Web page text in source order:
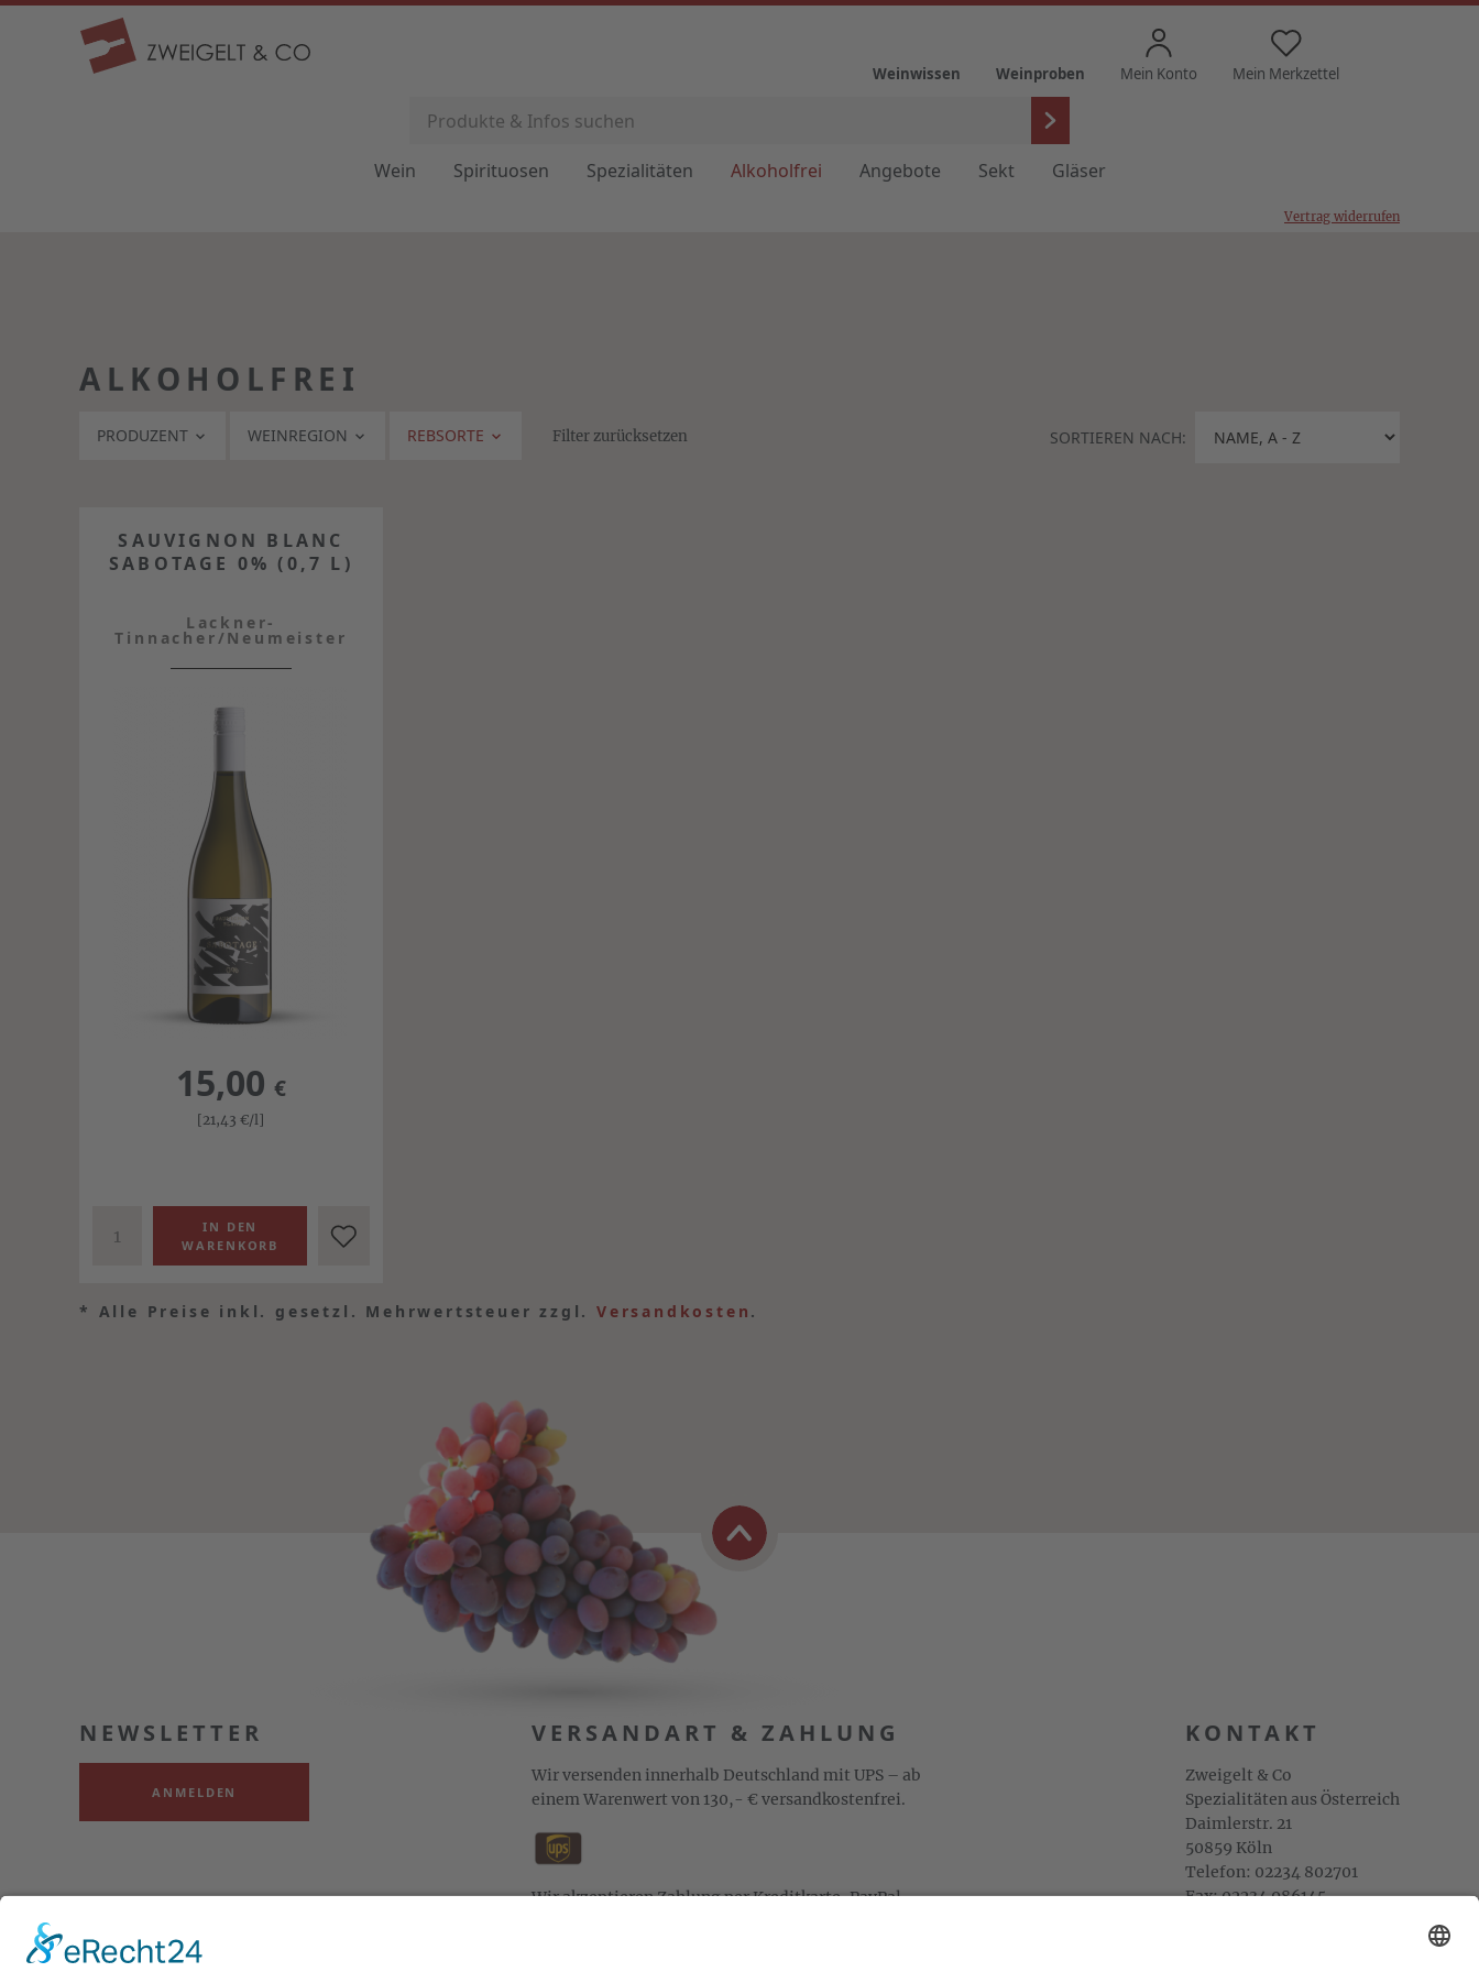
Weinwissen Weinproben Mein Konto Mein Merkzettel
Wein Spirituosen Spezialitäten Alkoholfrei Angebote Sekt Gläser
Vertrag widerrufen
ALKOHOLFREI
PRODUZENT WEINREGION REBSORTE Filter zurücksetzen SORTIEREN NACH:
SAUVIGNON BLANC
SABOTAGE 0% (0,7 L)
Lackner-
Tinnacher/Neumeister
15,00 €
[21,43€/l]
* Alle Preise inkl. gesetzl. Mehrwertsteuer zzgl.Versandkosten .
NEWSLETTER
ANMELDEN
VERSANDART & ZAHLUNG
Wir versenden innerhalb Deutschland mit UPS – ab
einem Warenwert von 130,- € versandkostenfrei.
Wir akzeptieren Zahlung per Kreditkarte, PayPal,
KONTAKT
Zweigelt & Co
Spezialitäten aus Österreich
Daimlerstr. 21
50859 Köln
Telefon: 02234 802701
Fax: 02234 986145